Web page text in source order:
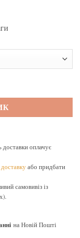
сиром
оплачує
або придбати
самовивіз із
на Новій Пошті